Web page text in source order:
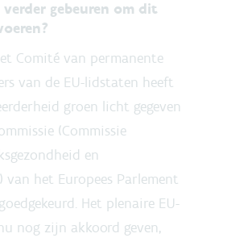
gebeuren om dit
Comité van permanente
van de EU-lidstaten heeft
groen licht gegeven
(Commissie
en
van het Europees Parlement
Het plenaire EU-
nog zijn akkoord geven,